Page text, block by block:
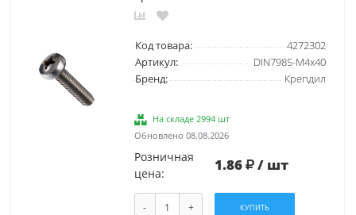
Код товара:
4272302
Артикул:
DIN7985-М4х40
Бренд:
Крепдил
На складе 2994 шт
Обновлено 08.08.2026
Розничная
цена:
1.86 / шт
- + КУПИТЬ